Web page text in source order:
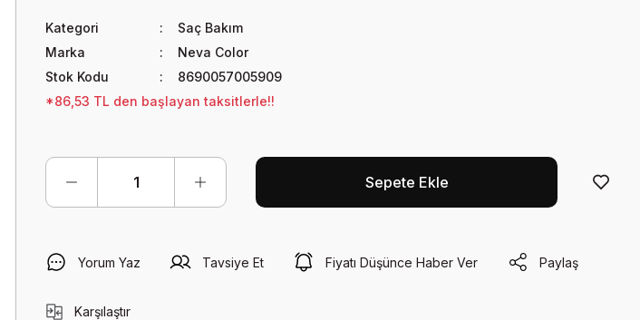
Kategori
Saç Bakım
Marka
Neva Color
Stok Kodu
8690057005909
*86,53 TL den başlayan taksitlerle!!
Sepete Ekle
Yorum Yaz Tavsiye Et Fiyatı Düşünce Haber Ver Paylaş
Karşılaştır